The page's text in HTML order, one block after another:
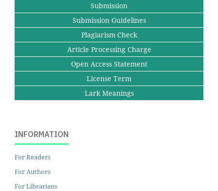
Submission
Submission Guidelines
Plagiarism Check
Article Processing Charge
Open Access Statement
License Term
Lark Meanings
INFORMATION
For Readers
For Authors
For Librarians